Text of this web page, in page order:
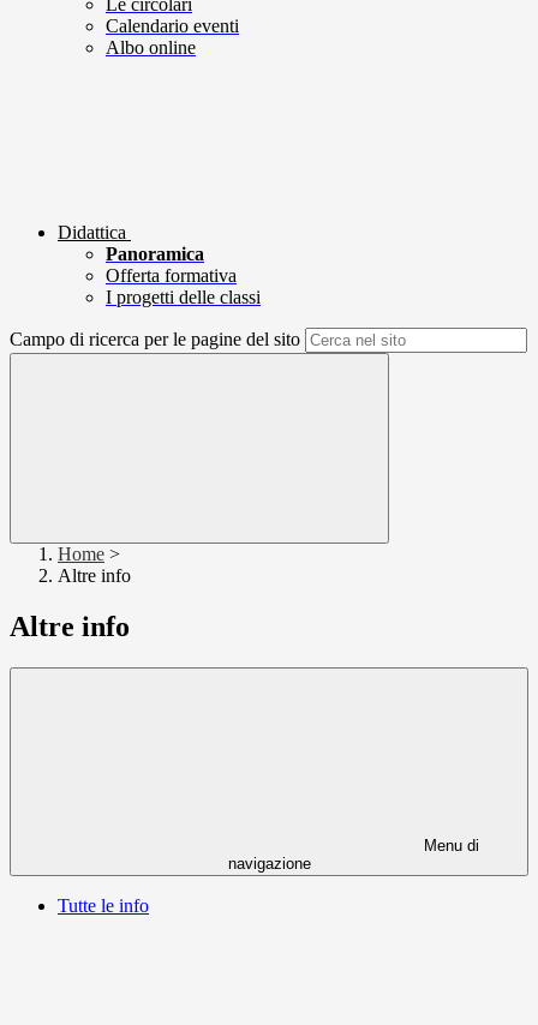
Le circolari
Calendario eventi
Albo online
Didattica
Panoramica
Offerta formativa
I progetti delle classi
Campo di ricerca per le pagine del sito
Home >
Altre info
Altre info
Menu di
navigazione
Tutte le info